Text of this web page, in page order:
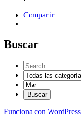
Compartir
Buscar
Funciona con WordPress